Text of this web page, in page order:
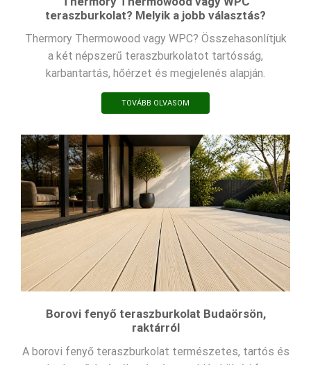
teraszburkolat? Melyik a jobb választás?
Thermory Thermowood vagy WPC? Összehasonlítjuk
a két népszerű teraszburkolatot tartósság,
karbantartás, hőérzet és megjelenés alapján.
TOVÁBB OLVASOM
Borovi fenyő teraszburkolat Budaörsön,
raktárról
A borovi fenyő teraszburkolat természetes, tartós és